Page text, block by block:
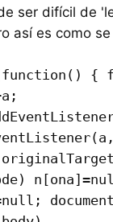
ser difícil de
así es como
{